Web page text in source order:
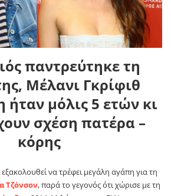
παντρεύτηκε τη
Μέλανι Γκρίφιθ
ήταν μόλις 5 ετών κι
σχέση πατέρα –
κόρης
εξακολουθεί να τρέφει μεγάλη αγάπη για τη
Τζόνσον, παρά το γεγονός ότι χώρισε με τη